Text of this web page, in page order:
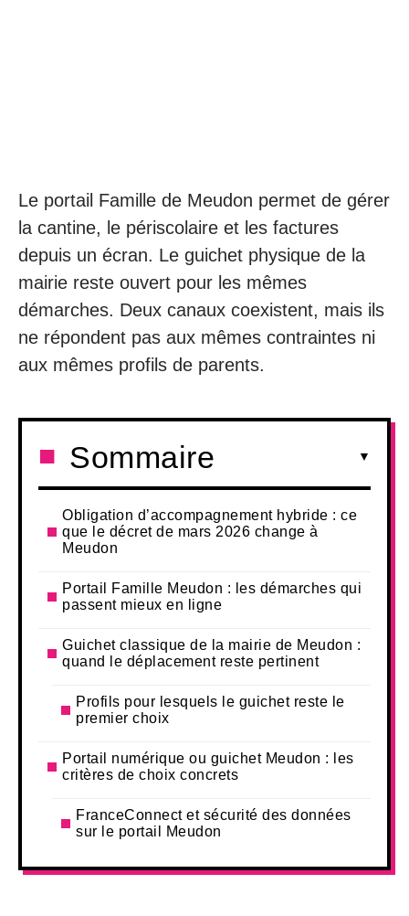
Le portail Famille de Meudon permet de gérer
la cantine, le périscolaire et les factures
depuis un écran. Le guichet physique de la
mairie reste ouvert pour les mêmes
démarches. Deux canaux coexistent, mais ils
ne répondent pas aux mêmes contraintes ni
aux mêmes profils de parents.
Sommaire
Obligation d’accompagnement hybride : ce
que le décret de mars 2026 change à
Meudon
Portail Famille Meudon : les démarches qui
passent mieux en ligne
Guichet classique de la mairie de Meudon :
quand le déplacement reste pertinent
Profils pour lesquels le guichet reste le
premier choix
Portail numérique ou guichet Meudon : les
critères de choix concrets
FranceConnect et sécurité des données
sur le portail Meudon